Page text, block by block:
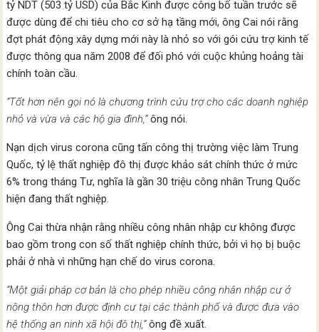
tỷ NDT (503 tỷ USD) của Bắc Kinh được công bố tuần trước sẽ
được dùng để chi tiêu cho cơ sở hạ tầng mới, ông Cai nói rằng
đợt phát động xây dựng mới này là nhỏ so với gói cứu trợ kinh tế
được thông qua năm 2008 để đối phó với cuộc khủng hoảng tài
chính toàn cầu.
“Tốt hơn nên gọi nó là chương trình cứu trợ cho các doanh nghiệp
nhỏ và vừa và các hộ gia đình,”ông nói.
Nạn dịch virus corona cũng tấn công thị trường việc làm Trung
Quốc, tỷ lệ thất nghiệp đô thị được khảo sát chính thức ở mức
6% trong tháng Tư, nghĩa là gần 30 triệu công nhân Trung Quốc
hiện đang thất nghiệp.
Ông Cai thừa nhận rằng nhiều công nhân nhập cư không được
bao gồm trong con số thất nghiệp chính thức, bởi vì họ bị buộc
phải ở nhà vì những hạn chế do virus corona.
“Một giải pháp cơ bản là cho phép nhiều công nhân nhập cư ở
nông thôn hơn được định cư tại các thành phố và được đưa vào
hệ thống an ninh xã hội đô thị,”ông đề xuất.